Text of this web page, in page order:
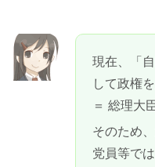
現在、「
して政権
＝ 総理大
そのため
党員等で